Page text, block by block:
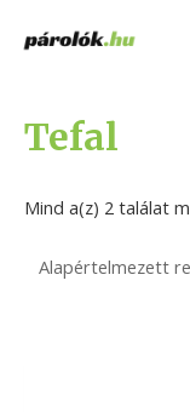
Tefal
Mind a(z) 2 találat